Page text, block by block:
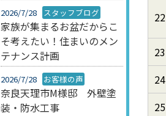
2026/7/28 スタッフブログ
家族が集まるお盆だからこ
そ考えたい！住まいのメン
テナンス計画
2026/7/28 お客様の声
奈良天理市M様邸 外壁塗
装・防水工事
22
23
24
25